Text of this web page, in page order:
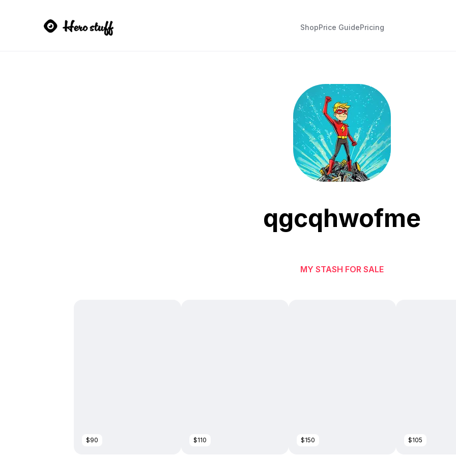
ShopPrice GuidePricing
qgcqhwofme
MY STASH FOR SALE
$90 $110 $150 $105